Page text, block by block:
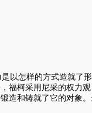
怎样的方式造就了形
福柯采用尼采的权力
造和铸就了它的对象